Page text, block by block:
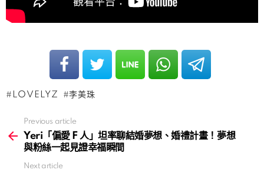
LOVELYZ 李美珠
more
Previous article
Yeri「偏愛 F 人」坦率聊結婚夢想、婚禮計畫！夢想
與粉絲一起見證幸福瞬間
Next article